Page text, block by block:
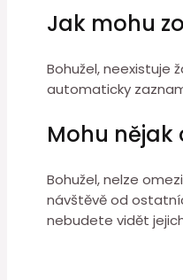
Jak mohu
Bohužel, neexistuje
automaticky
Mohu nějak
Bohužel, nelze
návštěvě od
nebudete vidět